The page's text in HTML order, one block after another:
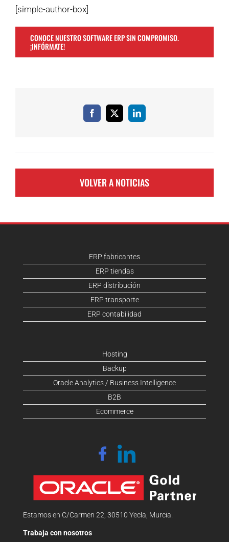
[simple-author-box]
CONOCE NUESTRO SOFTWARE ERP SIN COMPROMISO.
¡INFÓRMATE!
Facebook
X LinkedIn
VOLVER A NOTICIAS
ERP fabricantes
ERP tiendas
ERP distribución
ERP transporte
ERP contabilidad
Hosting
Backup
Oracle Analytics / Business Intelligence
B2B
Ecommerce
Estamos en C/Carmen 22, 30510 Yecla, Murcia.
Trabaja con nosotros